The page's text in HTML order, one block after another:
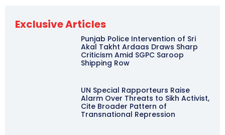
Exclusive Articles
Punjab Police Intervention of Sri
Akal Takht Ardaas Draws Sharp
Criticism Amid SGPC Saroop
Shipping Row
UN Special Rapporteurs Raise
Alarm Over Threats to Sikh Activist,
Cite Broader Pattern of
Transnational Repression